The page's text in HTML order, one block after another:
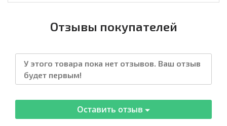
Отзывы покупателей
У этого товара пока нет отзывов. Ваш отзыв
будет первым!
Оставить отзыв